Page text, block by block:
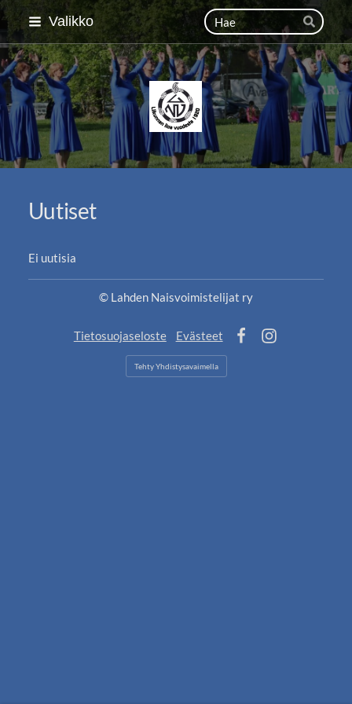
Siirry
sivun
sisältöön
Valikko Haku
Hae
Lahden
Uutiset
Ei uutisia
© Lahden Naisvoimistelijat ry
Tietosuojaseloste
Evästeet
Tehty Yhdistysavaimella